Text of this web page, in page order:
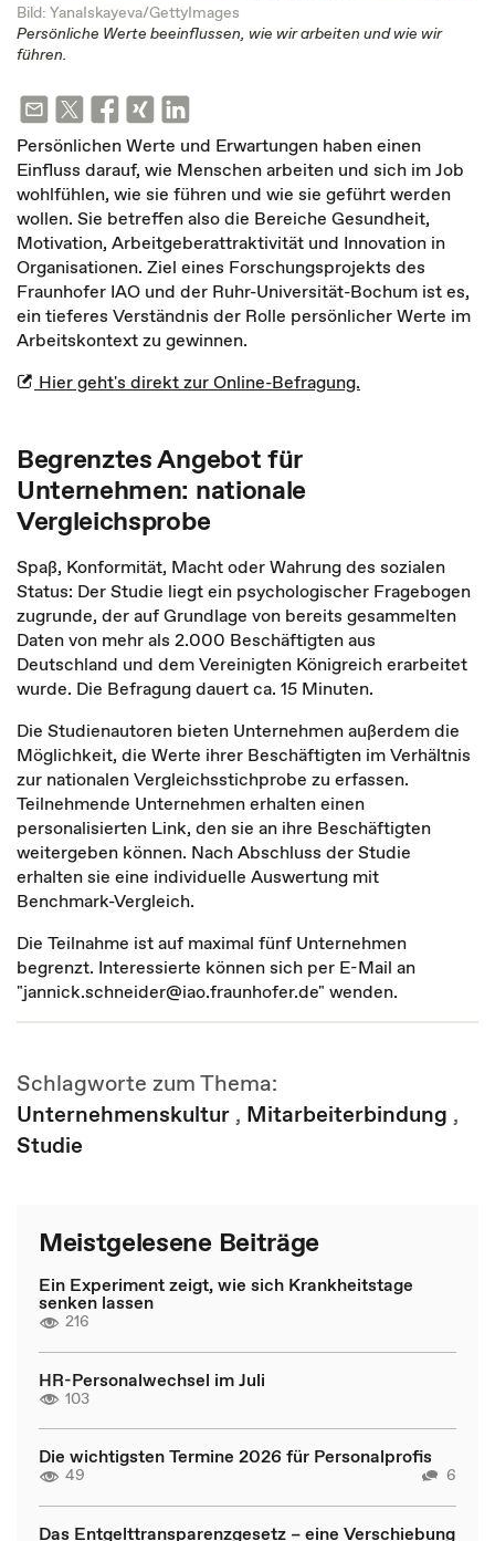
Bild: YanaIskayeva/GettyImages
Persönliche Werte beeinflussen, wie wir arbeiten und wie wir
führen.
Persönlichen Werte und Erwartungen haben einen
Einfluss darauf, wie Menschen arbeiten und sich im Job
wohlfühlen, wie sie führen und wie sie geführt werden
wollen. Sie betreffen also die Bereiche Gesundheit,
Motivation, Arbeitgeberattraktivität und Innovation in
Organisationen. Ziel eines Forschungsprojekts des
Fraunhofer IAO und der Ruhr-Universität-Bochum ist es,
ein tieferes Verständnis der Rolle persönlicher Werte im
Arbeitskontext zu gewinnen.
Hier geht's direkt zur Online-Befragung.
Begrenztes Angebot für
Unternehmen: nationale
Vergleichsprobe
Spaß, Konformität, Macht oder Wahrung des sozialen
Status: Der Studie liegt ein psychologischer Fragebogen
zugrunde, der auf Grundlage von bereits gesammelten
Daten von mehr als 2.000 Beschäftigten aus
Deutschland und dem Vereinigten Königreich erarbeitet
wurde. Die Befragung dauert ca. 15 Minuten.
Die Studienautoren bieten Unternehmen außerdem die
Möglichkeit, die Werte ihrer Beschäftigten im Verhältnis
zur nationalen Vergleichsstichprobe zu erfassen.
Teilnehmende Unternehmen erhalten einen
personalisierten Link, den sie an ihre Beschäftigten
weitergeben können. Nach Abschluss der Studie
erhalten sie eine individuelle Auswertung mit
Benchmark-Vergleich.
Die Teilnahme ist auf maximal fünf Unternehmen
begrenzt. Interessierte können sich per E-Mail an
"jannick.schneider@iao.fraunhofer.de" wenden.
Schlagworte zum Thema:
Unternehmenskultur , Mitarbeiterbindung ,
Studie
Meistgelesene Beiträge
Ein Experiment zeigt, wie sich Krankheitstage
senken lassen
216
HR-Personalwechsel im Juli
103
Die wichtigsten Termine 2026 für Personalprofis
49 6
Das Entgelttransparenzgesetz – eine Verschiebung